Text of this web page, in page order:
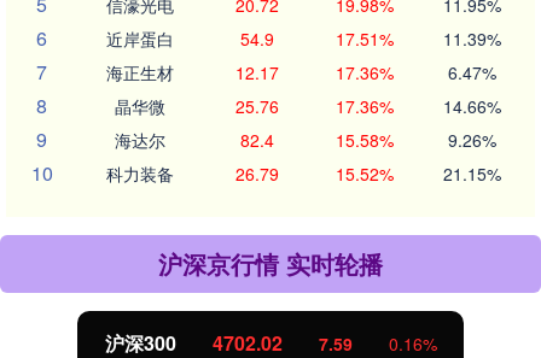
6 近岸蛋白 54.9 17.51% 11.39%
7 海正生材 12.17 17.36% 6.47%
8 晶华微 25.76 17.36% 14.66%
9 海达尔 82.4 15.58% 9.26%
10 科力装备 26.79 15.52% 21.15%
沪深京行情 实时轮播
沪深300 4702.02 7.59 0.16%